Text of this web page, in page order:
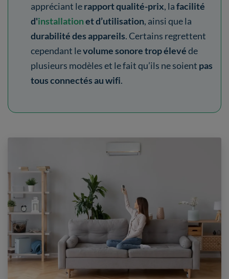
appréciant lerapport qualité-prix, lafacilité
d'installationet d’utilisation, ainsi quela
durabilité des appareils. Certains regrettent
cependant levolume sonoretrop élevéde
plusieurs modèles et le fait qu’ils ne soient pas
tous connectés au wifi.